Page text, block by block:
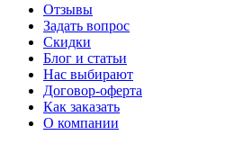
Отзывы
Задать вопрос
Скидки
Блог и статьи
Нас выбирают
Договор-оферта
Как заказать
О компании